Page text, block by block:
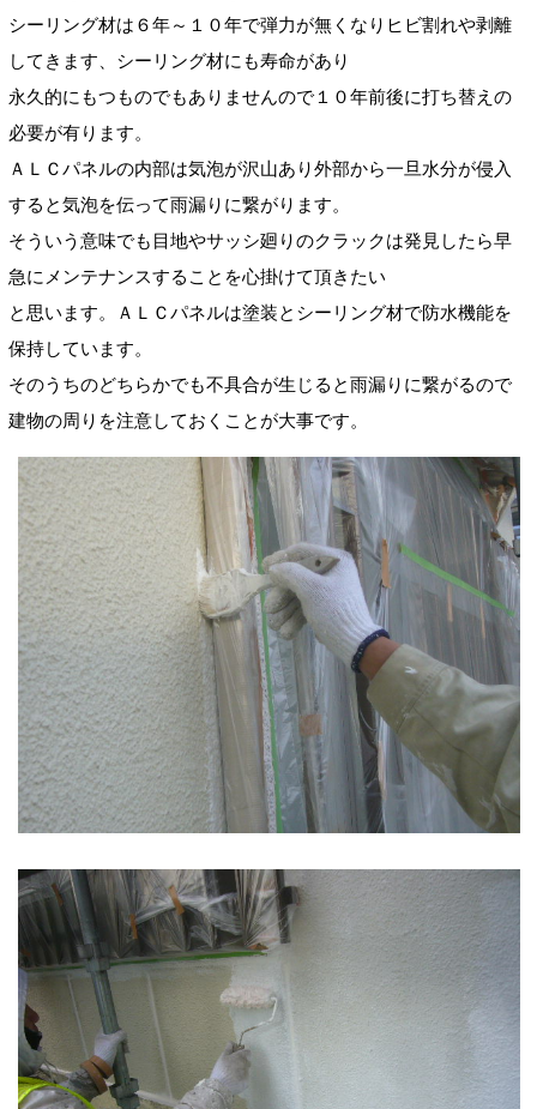
シーリング材は６年～１０年で弾力が無くなりヒビ割れや剥離
してきます、シーリング材にも寿命があり
永久的にもつものでもありませんので１０年前後に打ち替えの
必要が有ります。
ＡＬＣパネルの内部は気泡が沢山あり外部から一旦水分が侵入
すると気泡を伝って雨漏りに繋がります。
そういう意味でも目地やサッシ廻りのクラックは発見したら早
急にメンテナンスすることを心掛けて頂きたい
と思います。ＡＬＣパネルは塗装とシーリング材で防水機能を
保持しています。
そのうちのどちらかでも不具合が生じると雨漏りに繋がるので
建物の周りを注意しておくことが大事です。